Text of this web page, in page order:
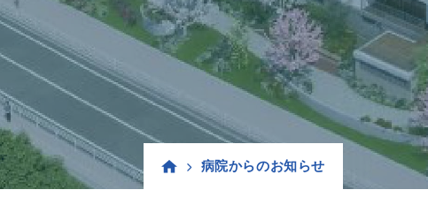
病院からのお知らせ